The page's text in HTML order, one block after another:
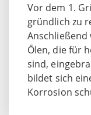
Vor dem 1.
gründlich zu
Ölen, die für
sind,
bildet sich
Korrosion